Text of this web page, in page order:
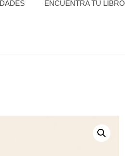
ENCUENTRA TU LIBRO